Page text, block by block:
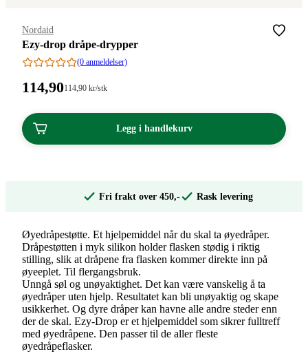
Merke:
Nordaid
Ezy-drop dråpe-drypper
(0 anmeldelser)
Pris:
kroner.
114,90Stykkpris:
kroner.
114 ,90 kr/stk
Legg i handlekurv
Fri frakt over 450,- Rask levering
Øyedråpestøtte. Et hjelpemiddel når du skal ta øyedråper.
Dråpestøtten i myk silikon holder flasken stødig i riktig
stilling, slik at dråpene fra flasken kommer direkte inn på
øyeeplet. Til flergangsbruk.
Unngå søl og unøyaktighet. Det kan være vanskelig å ta
øyedråper uten hjelp. Resultatet kan bli unøyaktig og skape
usikkerhet. Og dyre dråper kan havne alle andre steder enn
der de skal. Ezy-Drop er et hjelpemiddel som sikrer fulltreff
med øyedråpene. Den passer til de aller fleste
øyedråpeflasker.